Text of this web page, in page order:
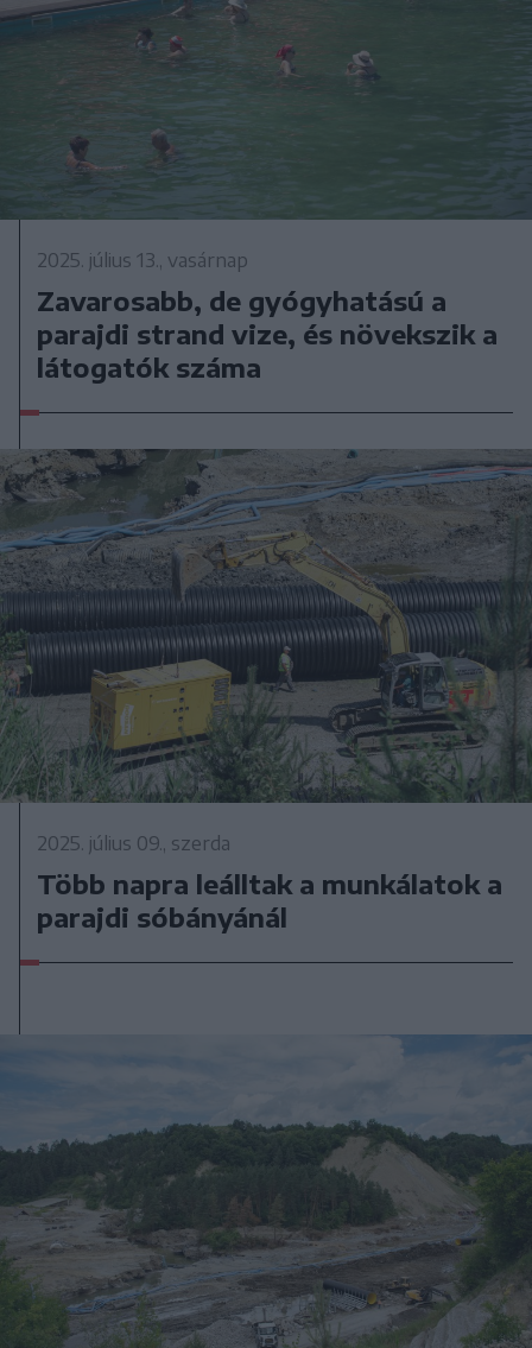
2025. július 13., vasárnap
Zavarosabb, de gyógyhatású a
parajdi strand vize, és növekszik a
látogatók száma
2025. július 09., szerda
Több napra leálltak a munkálatok a
parajdi sóbányánál